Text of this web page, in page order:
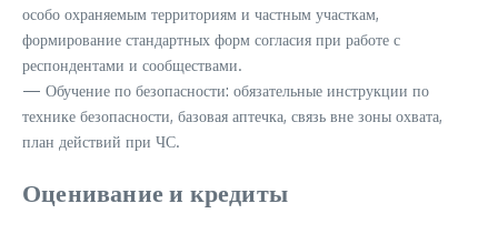
особо охраняемым территориям и частным участкам,
формирование стандартных форм согласия при работе с
респондентами и сообществами.
— Обучение по безопасности: обязательные инструкции по
технике безопасности, базовая аптечка, связь вне зоны охвата,
план действий при ЧС.
Оценивание и кредиты